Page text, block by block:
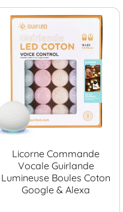
Licorne Commande
Vocale Guirlande
Lumineuse Boules Coton
Google & Alexa